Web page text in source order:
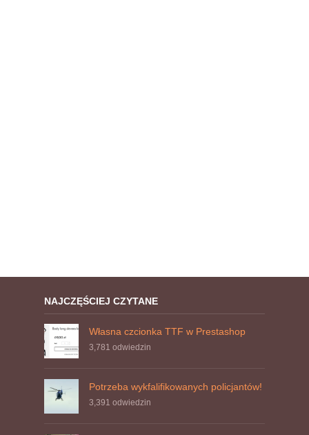
NAJCZĘŚCIEJ CZYTANE
Własna czcionka TTF w Prestashop
3,781 odwiedzin
Potrzeba wykfalifikowanych policjantów!
3,391 odwiedzin